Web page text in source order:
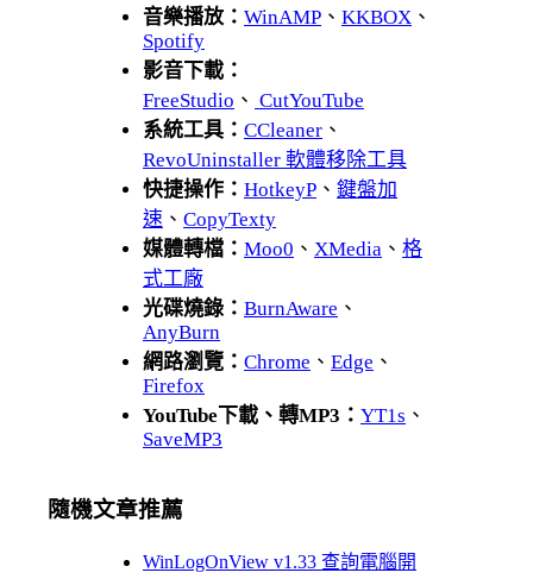
音樂播放： WinAMP 、 KKBOX 、
Spotify
影音下載：
FreeStudio 、 CutYouTube
系統工具： CCleaner 、
RevoUninstaller 軟體移除工具
快捷操作： HotkeyP 、 鍵盤加
速 、 CopyTexty
媒體轉檔： Moo0 、 XMedia 、 格
式工廠
光碟燒錄： BurnAware 、
AnyBurn
網路瀏覽： Chrome 、 Edge 、
Firefox
YouTube下載、轉MP3： YT1s 、
SaveMP3
隨機文章推薦
WinLogOnView v1.33 查詢電腦開